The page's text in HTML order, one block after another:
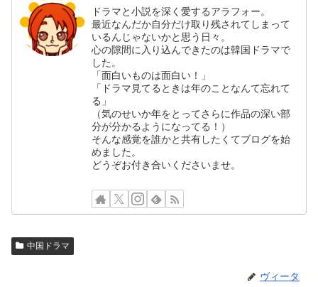
ドラマと小説を深く愛するアラフォー。
最近なんだか自分だけ取り残されてしまって
いるんじゃないかと思う日々。
心の隙間に入り込んできたのは韓国ドラマで
した。
「面白いものは面白い！」
「ドラマ見てるときは年のことなんて忘れて
る」
（気のせいか年をとってさらに作品の深い部
分が分かるようになってる！）
そんな感覚を誰かと共有したくてブログを始
めました。
どうぞお付き合いくださいませ。
中国ドラマ
ヴィータ